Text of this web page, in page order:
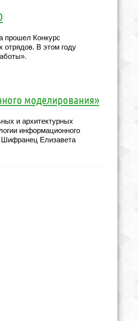
прошел Конкурс
отрядов. В этом году
моделирования»
и архитектурных
информационного
Шифранец Елизавета